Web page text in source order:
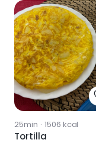
25min · 1506 kcal
Tortilla